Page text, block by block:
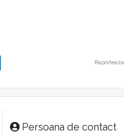
Raporteaza
Persoana de contact